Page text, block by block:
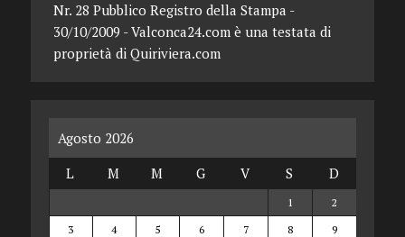
Nr. 28 Pubblico Registro della Stampa -
30/10/2009 - Valconca24.com è una testata di
proprietà di Quiriviera.com
Agosto 2026
L
M M G V S D
1
2
3
4 5 6 7 8
9